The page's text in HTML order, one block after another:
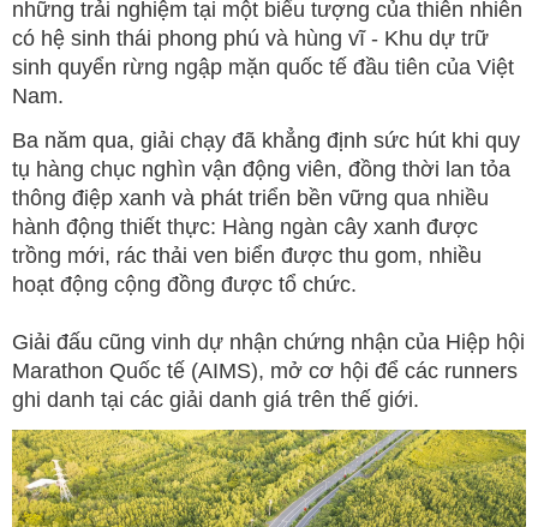
những trải nghiệm tại một biểu tượng của thiên nhiên
có hệ sinh thái phong phú và hùng vĩ - Khu dự trữ
sinh quyển rừng ngập mặn quốc tế đầu tiên của Việt
Nam.
Ba năm qua, giải chạy đã khẳng định sức hút khi quy
tụ hàng chục nghìn vận động viên, đồng thời lan tỏa
thông điệp xanh và phát triển bền vững qua nhiều
hành động thiết thực: Hàng ngàn cây xanh được
trồng mới, rác thải ven biển được thu gom, nhiều
hoạt động cộng đồng được tổ chức.
Giải đấu cũng vinh dự nhận chứng nhận của Hiệp hội
Marathon Quốc tế (AIMS), mở cơ hội để các runners
ghi danh tại các giải danh giá trên thế giới.